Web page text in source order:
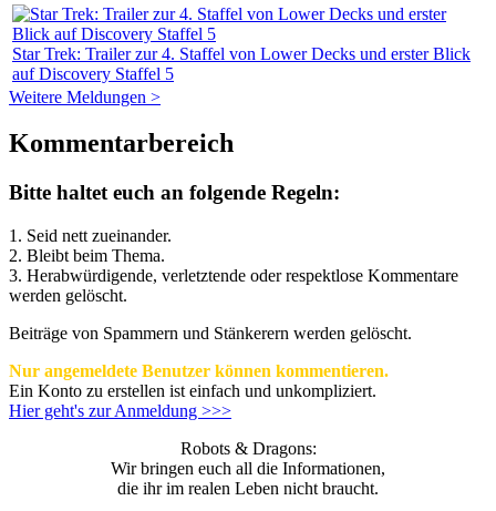
Star Trek: Trailer zur 4. Staffel von Lower Decks und erster Blick
auf Discovery Staffel 5
Weitere Meldungen >
Kommentarbereich
Bitte haltet euch an folgende Regeln:
1. Seid nett zueinander.
2. Bleibt beim Thema.
3. Herabwürdigende, verletztende oder respektlose Kommentare
werden gelöscht.
Beiträge von Spammern und Stänkerern werden gelöscht.
Nur angemeldete Benutzer können kommentieren.
Ein Konto zu erstellen ist einfach und unkompliziert.
Hier geht's zur Anmeldung >>>
Robots & Dragons:
Wir bringen euch all die Informationen,
die ihr im realen Leben nicht braucht.